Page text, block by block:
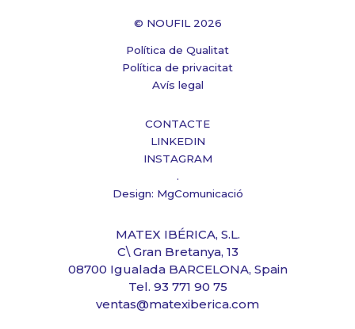
MATEX IBÉRICA, S.L.
C\ Gran Bretanya, 13
08700 Igualada BARCELONA, Spain
Tel. 93 771 90 75
ventas@matexiberica.com
© NOUFIL 2026
Política de Qualitat
Política de privacitat
Avís legal
CONTACTE
LINKEDIN
INSTAGRAM
.
Design: MgComunicació